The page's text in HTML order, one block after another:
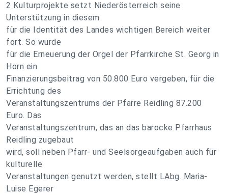
2 Kulturprojekte setzt Niederösterreich seine
Unterstützung in diesem
für die Identität des Landes wichtigen Bereich weiter
fort. So wurde
für die Erneuerung der Orgel der Pfarrkirche St. Georg in
Horn ein
Finanzierungsbeitrag von 50.800 Euro vergeben, für die
Errichtung des
Veranstaltungszentrums der Pfarre Reidling 87.200
Euro. Das
Veranstaltungszentrum, das an das barocke Pfarrhaus
Reidling zugebaut
wird, soll neben Pfarr- und Seelsorgeaufgaben auch für
kulturelle
Veranstaltungen genutzt werden, stellt LAbg. Maria-
Luise Egerer